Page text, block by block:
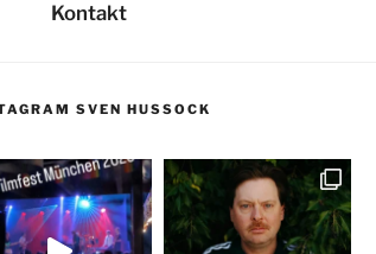
Kontakt
SVEN HUSSOCK